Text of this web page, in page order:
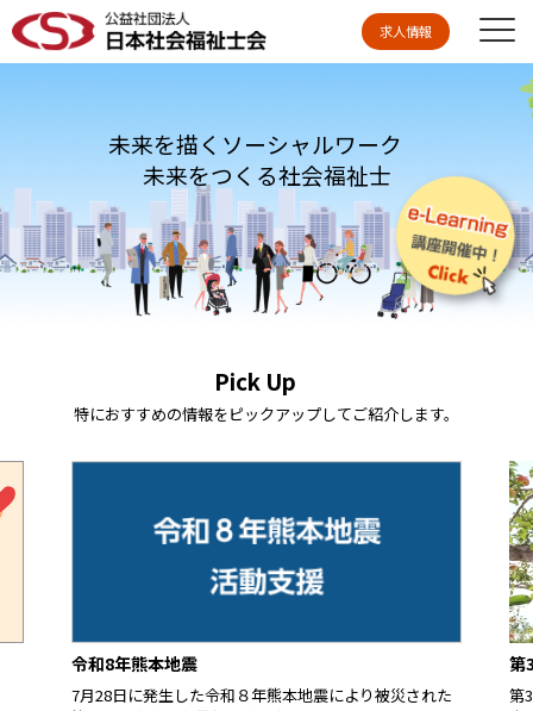
求人情報
未来を描くソーシャルワーク
未来をつくる社会福祉士
Pick Up
特におすすめの情報をピックアップしてご紹介します。
令和8年熊本地震
7月28日に発生した令和８年熊本地震により被災された
第
第